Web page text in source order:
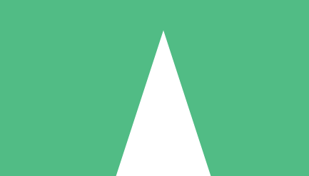
5 Descargas
15